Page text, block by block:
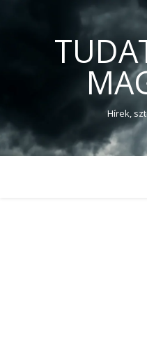
Hírek,